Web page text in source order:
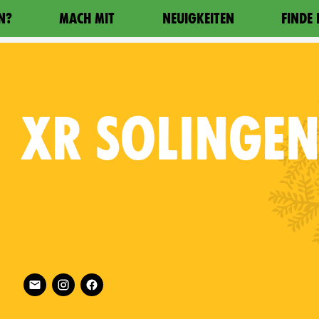
MACH MIT NEUIGKEITEN FINDE
XR
Follow XR Solingen on